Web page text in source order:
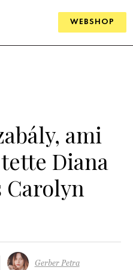
WEBSHOP
ami
Diana
Carolyn
Gerber Petra